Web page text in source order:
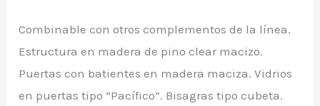
Combinable con otros complementos de la línea.
Estructura en madera de pino clear macizo.
Puertas con batientes en madera maciza. Vidrios
en puertas tipo “Pacífico”. Bisagras tipo cubeta.